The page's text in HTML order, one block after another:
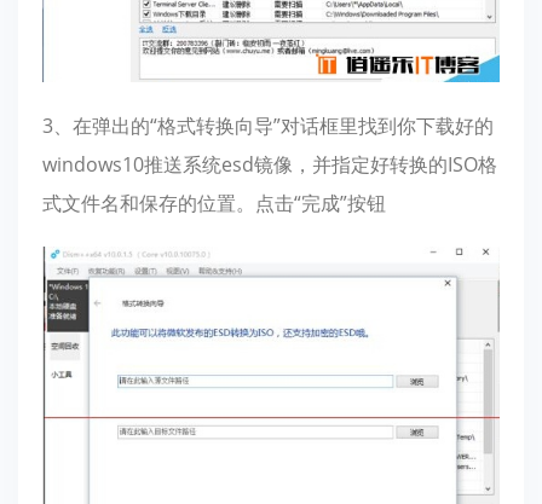
3、在弹出的“格式转换向导”对话框里找到你下载好的
windows10推送系统esd镜像，并指定好转换的ISO格
式文件名和保存的位置。点击“完成”按钮